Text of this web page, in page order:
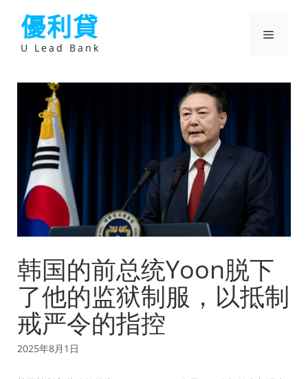
優利貸
U Lead Bank
選
韩国的前总统Yoon脱下
了他的监狱制服，以抵制
戒严令的指控
2025年8月1日